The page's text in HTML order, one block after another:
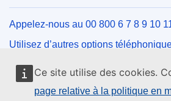
Ce site utilise des cookies.
page relative à la politique en
Appelez-nous au 00 800 6 7 8 9 10
Utilisez d’autres options
Écrivez-nous au moyen de notre
Rencontrez-nous dans un des